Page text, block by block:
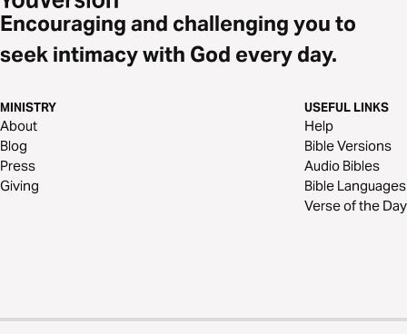
Encouraging and challenging you to
seek intimacy with God every day.
MINISTRY
About
Blog
Press
Giving
USEFUL LINKS
Help
Bible Versions
Audio Bibles
Bible Languages
Verse of the Day